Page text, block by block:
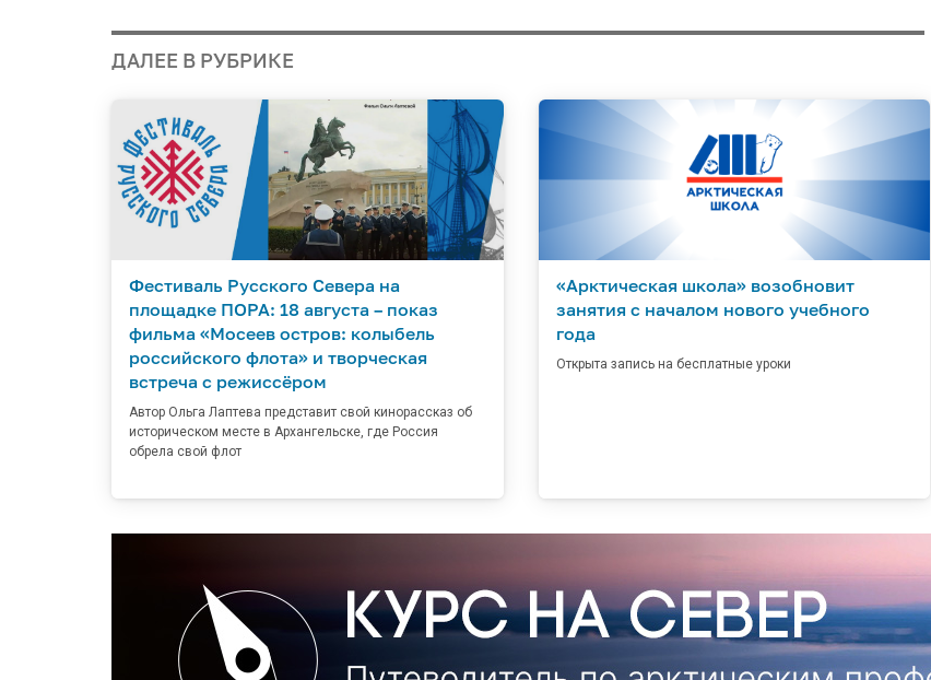
ДАЛЕЕ В РУБРИКЕ
Фестиваль Русского Севера на
площадке ПОРА: 18 августа – показ
фильма «Мосеев остров: колыбель
российского флота» и творческая
встреча с режиссёром
Автор Ольга Лаптева представит свой кинорассказ об
историческом месте в Архангельске, где Россия
обрела свой флот
«Арктическая школа» возобновит
занятия с началом нового учебного
года
Открыта запись на бесплатные уроки